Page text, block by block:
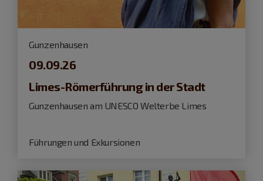
Gunzenhausen
09.09.26
Limes-Römerführung in der Stadt
Gunzenhausen am UNESCO Welterbe Limes
Führungen und Exkursionen